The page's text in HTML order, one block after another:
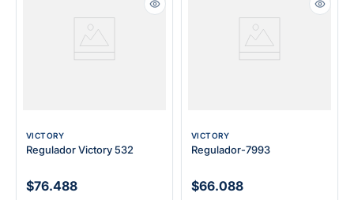
VICTORY
Regulador Victory 532
$76.488
VICTORY
Regulador-7993
$66.088